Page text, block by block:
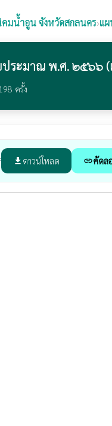
คมน้ำอูน จังหวัดสกลนคร›แ
ระมาณ พ.ศ. ๒๕๖๖
ครั้ง
file_download ดาวน์โหลด linkคัดล